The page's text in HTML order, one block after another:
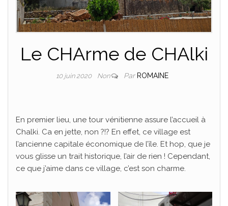
Le CHArme de CHAlki
10 juin 2020 Non Par ROMAINE
En premier lieu, une tour vénitienne assure l’accueil à
Chalki. Ca en jette, non ?!? En effet, ce village est
l’ancienne capitale économique de l’île. Et hop, que je
vous glisse un trait historique, l’air de rien ! Cependant,
ce que j’aime dans ce village, c’est son charme.